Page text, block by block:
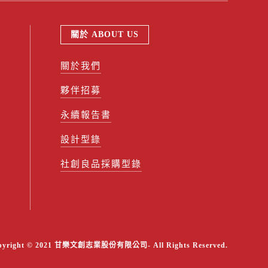
關於 ABOUT US
關於我們
夥伴招募
永續報告書
設計型錄
社創良品採購型錄
© 2021 甘樂文創志業股份有限公司- All Rights Reserved.